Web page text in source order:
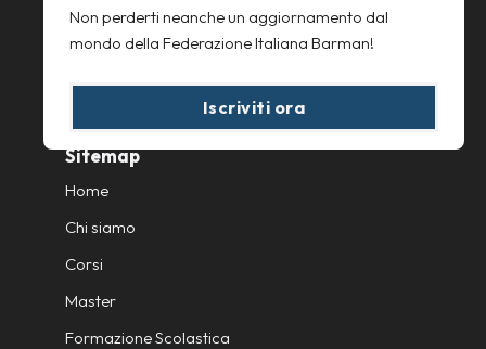
Cookie Policy
Sitemap
Home
Chi siamo
Corsi
Master
Formazione Scolastica
Non perderti neanche un aggiornamento dal
mondo della Federazione Italiana Barman!
Iscriviti ora